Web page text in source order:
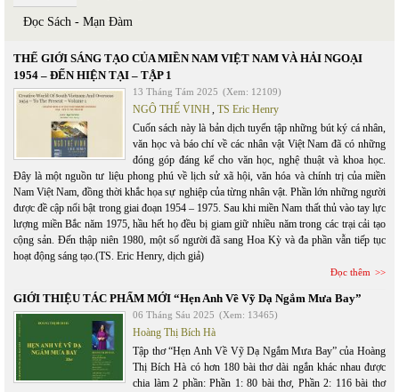
Đọc Sách - Mạn Đàm
THẾ GIỚI SÁNG TẠO CỦA MIỀN NAM VIỆT NAM VÀ HẢI NGOẠI
1954 – ĐẾN HIỆN TẠI – TẬP 1
13 Tháng Tám 2025 (Xem: 12109)
NGÔ THẾ VINH, TS Eric Henry
Cuốn sách này là bản dịch tuyển tập những bút ký cá nhân,
văn học và báo chí về các nhân vật Việt Nam đã có những
đóng góp đáng kể cho văn học, nghệ thuật và khoa học.
Đây là một nguồn tư liệu phong phú về lịch sử xã hội, văn hóa và chính trị của miền
Nam Việt Nam, đồng thời khắc họa sự nghiệp của từng nhân vật. Phần lớn những người
được đề cập nổi bật trong giai đoạn 1954 – 1975. Sau khi miền Nam thất thủ vào tay lực
lượng miền Bắc năm 1975, hầu hết họ đều bị giam giữ nhiều năm trong các trại cải tạo
cộng sản. Đến thập niên 1980, một số người đã sang Hoa Kỳ và đa phần vẫn tiếp tục
hoạt động sáng tạo.(TS. Eric Henry, dịch giả)
Đọc thêm
GIỚI THIỆU TÁC PHẨM MỚI “Hẹn Anh Về Vỹ Dạ Ngắm Mưa Bay”
06 Tháng Sáu 2025 (Xem: 13465)
Hoàng Thị Bích Hà
Tập thơ “Hẹn Anh Về Vỹ Dạ Ngắm Mưa Bay” của Hoàng
Thị Bích Hà có hơn 180 bài thơ dài ngắn khác nhau được
chia làm 2 phần: Phần 1: 80 bài thơ, Phần 2: 116 bài thơ